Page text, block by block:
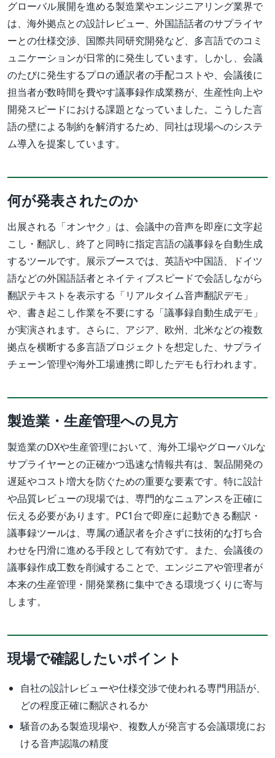
グローバル展開を進める製造業やエンジニアリング業界で
は、海外拠点との設計レビュー、外国語話者のサプライヤ
ーとの仕様交渉、国際共同研究開発など、多言語でのコミ
ュニケーションが日常的に発生しています。しかし、会議
のたびに発生するプロの通訳者の手配コストや、会議後に
担当者が数時間を費やす議事録作成業務が、生産性向上や
開発スピードにおける課題となっていました。こうした言
語の壁による制約を解消するため、同社は現場へのシステ
ム導入を提案しています。
何が発表されたのか
出展される「オンヤク」は、会議中の音声を即座に文字起
こし・翻訳し、終了と同時に指定言語の議事録を自動生成
するツールです。展示ブースでは、英語や中国語、ドイツ
語などの外国語話者とネイティブスピードで会話しながら
翻訳テキストを表示する「リアルタイム音声翻訳デモ」
や、書き起こし作業を不要にする「議事録自動生成デモ」
が実演されます。さらに、アジア、欧州、北米などの複数
拠点を横断する多言語プロジェクトを想定した、サプライ
チェーン管理や海外工場連携に即したデモも行われます。
製造業・生産管理への見方
製造業のDXや生産管理において、海外工場やグローバルな
サプライヤーとの正確かつ迅速な情報共有は、製品開発の
遅延やコスト増大を防ぐための重要な要素です。特に設計
や品質レビューの現場では、専門的なニュアンスを正確に
伝える必要があります。PC1台で即座に起動できる翻訳・
議事録ツールは、専属の通訳者を介さずに技術的な打ち合
わせを円滑に進める手段として有効です。また、会議後の
議事録作成工数を削減することで、エンジニアや管理者が
本来の生産管理・開発業務に集中できる環境づくりに寄与
します。
現場で確認したいポイント
自社の設計レビューや仕様交渉で使われる専門用語が、
どの程度正確に翻訳されるか
騒音のある製造現場や、複数人が発言する会議環境にお
ける音声認識の精度